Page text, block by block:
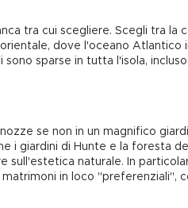
tra cui scegliere. Scegli tra
dove l'oceano Atlantico
sono sparse in tutta l'isola,
se non in un magnifico
i giardini di Hunte e la foresta
sull'estetica naturale. In
matrimoni in loco